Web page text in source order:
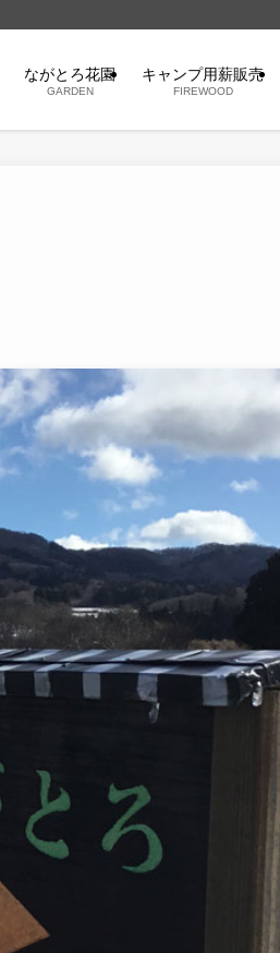
ながとろ花園
GARDEN
キャンプ用薪販売
FIREWOOD